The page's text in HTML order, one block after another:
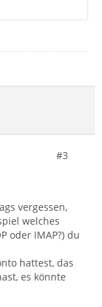
Software):
#3
vergessen,
welches
oder IMAP?) du
hattest, das
es könnte